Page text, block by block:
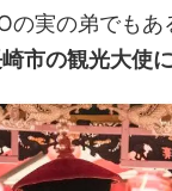
の実の弟でもあ
市の観光大使に